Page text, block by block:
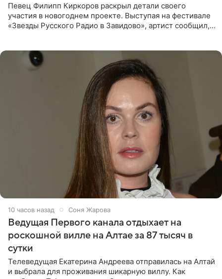
Певец Филипп Киркоров раскрыл детали своего
участия в новогоднем проекте. Выступая на фестивале
«Звезды Русского Радио в Завидово», артист сообщил,
10 часов назад Соня Жарова
Ведущая Первого канала отдыхает на
роскошной вилле на Алтае за 87 тысяч в
сутки
Телеведущая Екатерина Андреева отправилась на Алтай
и выбрала для проживания шикарную виллу. Как